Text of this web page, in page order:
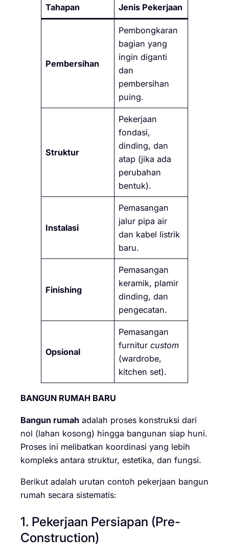
Tahapan Jenis Pekerjaan
Pembersihan
Pembongkaran
bagian yang
ingin diganti
dan
pembersihan
puing.
Struktur
Pekerjaan
fondasi,
dinding, dan
atap (jika ada
perubahan
bentuk).
Instalasi
Pemasangan
jalur pipa air
dan kabel listrik
baru.
Finishing
Pemasangan
keramik, plamir
dinding, dan
pengecatan.
Opsional
Pemasangan
furniturcustom
(wardrobe,
kitchen set).
BANGUN RUMAH BARU
Bangun rumah adalah proses konstruksi dari
nol (lahan kosong) hingga bangunan siap huni.
Proses ini melibatkan koordinasi yang lebih
kompleks antara struktur, estetika, dan fungsi.
Berikut adalah urutan contoh pekerjaan bangun
rumah secara sistematis:
1. Pekerjaan Persiapan (Pre-
Construction)